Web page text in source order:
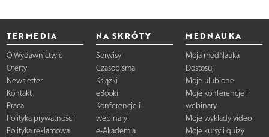
TERMEDIA
O Wydawnictwie
Oferty
Newsletter
Kontakt
Praca
Polityka prywatności
Polityka reklamowa
NA SKRÓTY
Serwisy
Czasopisma
Książki
eBooki
Konferencje i
webinary
e-Akademia
MEDNAUKA
Moja medNauka
Dostosuj
Moje ulubione
Moje konferencje i
webinary
Moje wykłady video
Moje kursy i quizy